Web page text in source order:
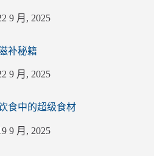
9 月, 2025
补秘籍
9 月, 2025
食中的超级食材
9 月, 2025